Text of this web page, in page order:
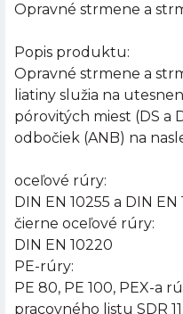
Opravné strmene a
Popis produktu:
Opravné strmene a
liatiny služia na
pórovitých miest (DS a
odbočiek (ANB) na
oceľové rúry:
DIN EN 10255 a DIN EN
čierne oceľové rúry:
DIN EN 10220
PE-rúry:
PE 80, PE 100, PEX-a
pracovného listu SDR